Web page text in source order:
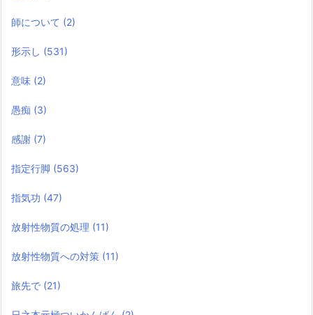
師について (2)
形示し (531)
意味 (2)
愚痴 (3)
感謝 (7)
指定行脚 (563)
指気功 (47)
放射性物質の処理 (11)
放射性物質への対策 (11)
旅先で (21)